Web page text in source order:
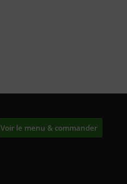
Voir le menu & commander